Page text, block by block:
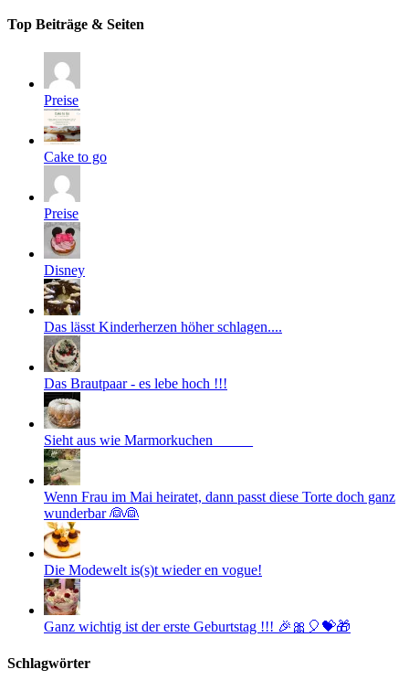
Top Beiträge & Seiten
Preise
Cake to go
Preise
Disney
Das lässt Kinderherzen höher schlagen....
Das Brautpaar - es lebe hoch !!!
Sieht aus wie Marmorkuchen _____
Wenn Frau im Mai heiratet, dann passt diese Torte doch ganz
wunderbar 👰👰
Die Modewelt is(s)t wieder en vogue!
Ganz wichtig ist der erste Geburtstag !!! 🎉🎀🎈💝🎁
Schlagwörter